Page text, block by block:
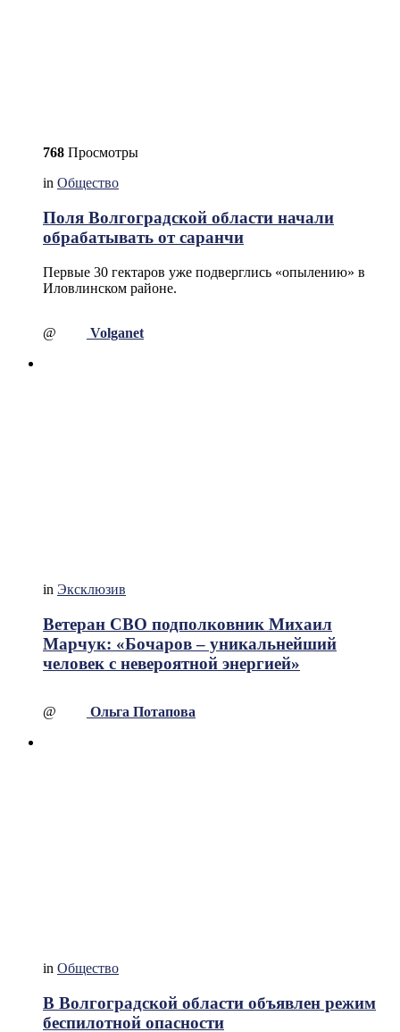
768 Просмотры
in Общество
Поля Волгоградской области начали
обрабатывать от саранчи
Первые 30 гектаров уже подверглись «опылению» в
Иловлинском районе.
@ Volganet
in Эксклюзив
Ветеран СВО подполковник Михаил
Марчук: «Бочаров – уникальнейший
человек с невероятной энергией»
@ Ольга Потапова
in Общество
В Волгоградской области объявлен режим
беспилотной опасности